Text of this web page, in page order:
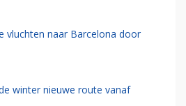
vluchten naar Barcelona door
winter nieuwe route vanaf